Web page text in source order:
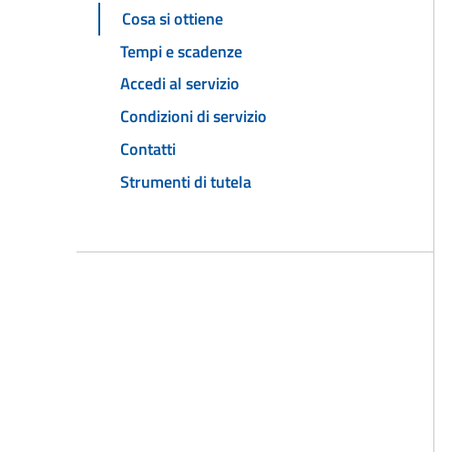
Cosa si ottiene
Tempi e scadenze
Accedi al servizio
Condizioni di servizio
Contatti
Strumenti di tutela